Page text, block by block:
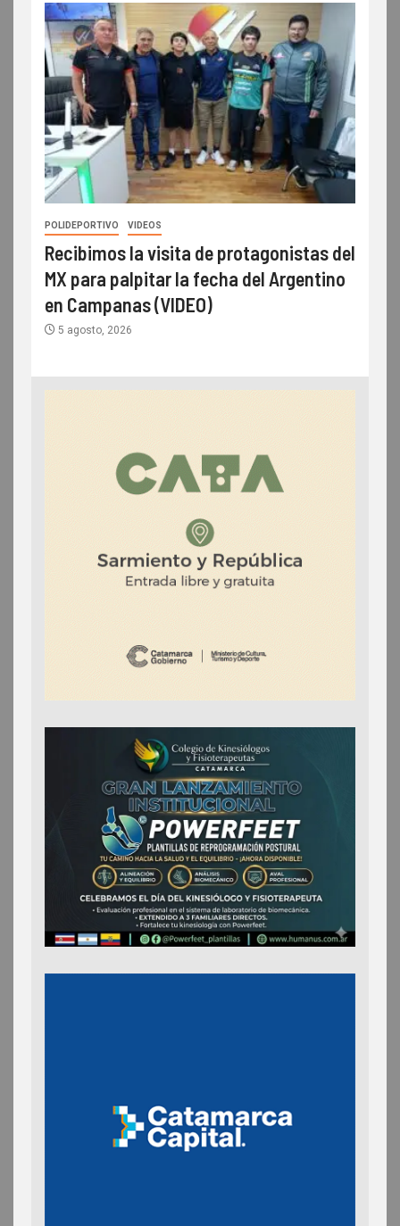
POLIDEPORTIVO VIDEOS
Recibimos la visita de protagonistas del
MX para palpitar la fecha del Argentino
en Campanas (VIDEO)
5 agosto, 2026